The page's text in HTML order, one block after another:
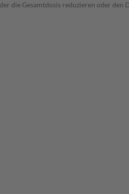
die Gesamtdosis reduzieren oder den